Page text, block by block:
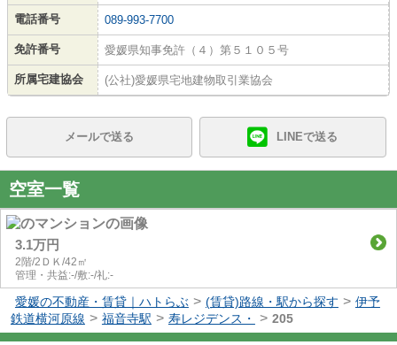
電話番号 089-993-7700
免許番号 愛媛県知事免許（４）第５１０５号
所属宅建協会 (公社)愛媛県宅地建物取引業協会
メールで送る LINEで送る
空室一覧
3.1万円
2階/2ＤＫ/42㎡
管理・共益:-/敷:-/礼:-
愛媛の不動産・賃貸｜ハトらぶ > (賃貸)路線・駅から探す > 伊予
鉄道横河原線 > 福音寺駅 > 寿レジデンス・ > 205